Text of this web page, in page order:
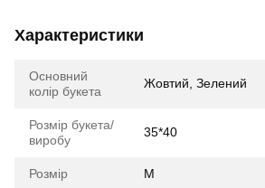
Характеристики
Основний
колір букета
Жовтий, Зелений
Розмір букета/
виробу
35*40
Розмір М